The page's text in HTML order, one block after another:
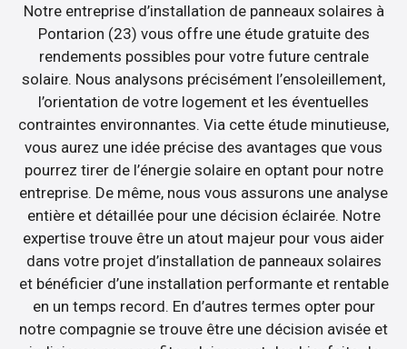
Notre entreprise d’installation de panneaux solaires à
Pontarion (23) vous offre une étude gratuite des
rendements possibles pour votre future centrale
solaire. Nous analysons précisément l’ensoleillement,
l’orientation de votre logement et les éventuelles
contraintes environnantes. Via cette étude minutieuse,
vous aurez une idée précise des avantages que vous
pourrez tirer de l’énergie solaire en optant pour notre
entreprise. De même, nous vous assurons une analyse
entière et détaillée pour une décision éclairée. Notre
expertise trouve être un atout majeur pour vous aider
dans votre projet d’installation de panneaux solaires
et bénéficier d’une installation performante et rentable
en un temps record. En d’autres termes opter pour
notre compagnie se trouve être une décision avisée et